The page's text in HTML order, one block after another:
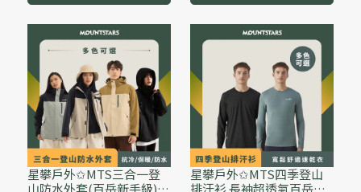
星攀戶外✩MTS三合一登
山防水外套(百岳新手級)抗
星攀戶外✩MTS四季登山
排汗衫 長袖超透氣百岳打